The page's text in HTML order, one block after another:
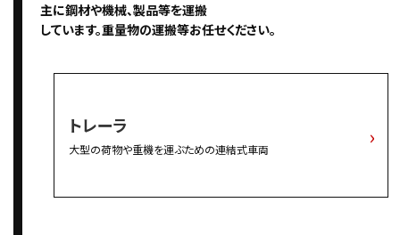
主に鋼材や機械、製品等を運搬
しています。重量物の運搬等お任せください。
トレーラ
大型の荷物や重機を運ぶための連結式車両